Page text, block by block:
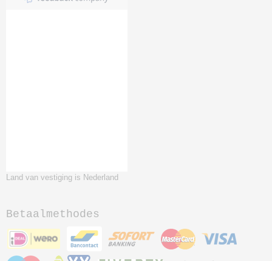
Land van vestiging is Nederland
Betaalmethodes